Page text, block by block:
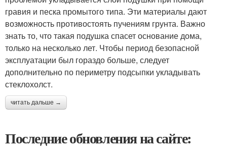
гравия и песка промытого типа. Эти материалы дают
возможность противостоять пучениям грунта. Важно
знать то, что такая подушка спасет основание дома,
только на несколько лет. Чтобы период безопасной
эксплуатации был гораздо больше, следует
дополнительно по периметру подсыпки укладывать
стеклохолст.
читать дальше →
Последние обновления на сайте: